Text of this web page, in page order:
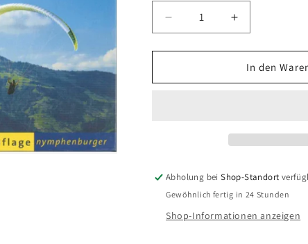
Verringere
die
Menge
Gleitschirmfliegen
Erhöhe
die
Menge
fürIn den
Abholung beiShop-Standort
Gewöhnlich fertig in 24 Stunden
Shop-Informationen anzeigen